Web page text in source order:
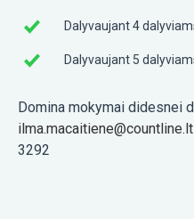
Dalyvaujant 4
Dalyvaujant 5
Domina mokymai didesnei
ilma.macaitiene@countline.lt
3292